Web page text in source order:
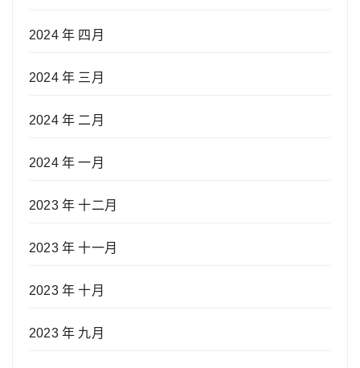
2024 年 四月
2024 年 三月
2024 年 二月
2024 年 一月
2023 年 十二月
2023 年 十一月
2023 年 十月
2023 年 九月